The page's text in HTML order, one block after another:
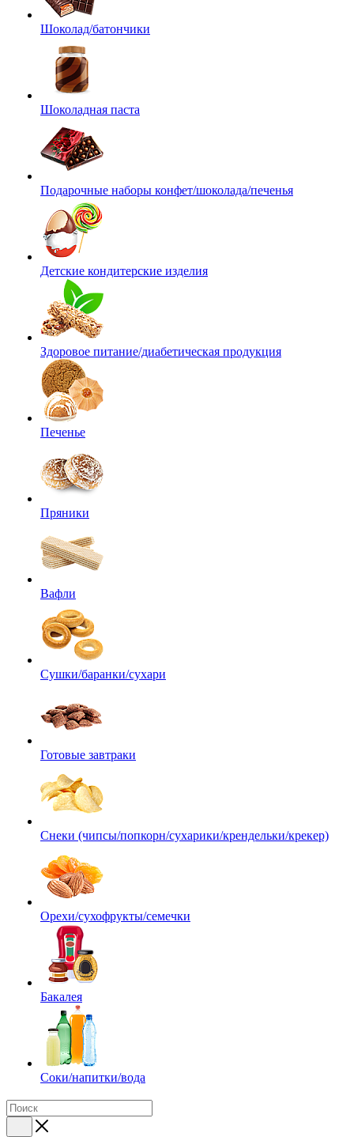
Шоколад/батончики
Шоколадная паста
Подарочные наборы конфет/шоколада/печенья
Детские кондитерские изделия
Здоровое питание/диабетическая продукция
Печенье
Пряники
Вафли
Сушки/баранки/сухари
Готовые завтраки
Снеки (чипсы/попкорн/сухарики/крендельки/крекер)
Орехи/сухофрукты/семечки
Бакалея
Соки/напитки/вода